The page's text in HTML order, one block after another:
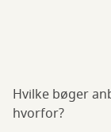
Hvilke bøger
hvorfor?